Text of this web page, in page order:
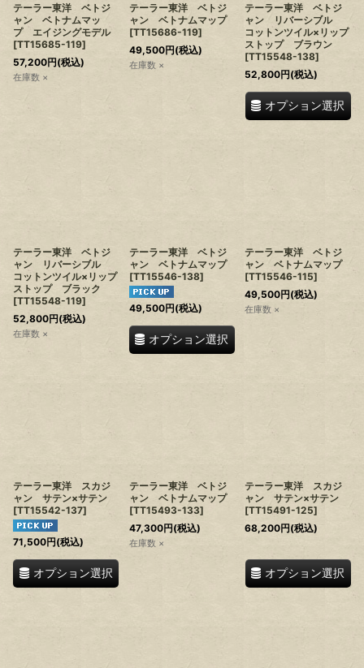
テーラー東洋 ベトジ
ャン ベトナムマッ
プ エイジングモデル
[TT15685-119]
57,200円(税込)
在庫数 ×
テーラー東洋 ベトジ
ャン ベトナムマップ
[TT15686-119]
49,500円(税込)
在庫数 ×
テーラー東洋 ベトジ
ャン リバーシブル
コットンツイル×リップ
ストップ ブラウン
[TT15548-138]
52,800円(税込)
オプション選択
テーラー東洋 ベトジ
ャン リバーシブル
コットンツイル×リップ
ストップ ブラック
[TT15548-119]
52,800円(税込)
在庫数 ×
テーラー東洋 ベトジ
ャン ベトナムマップ
[TT15546-138]
49,500円(税込)
オプション選択
テーラー東洋 ベトジ
ャン ベトナムマップ
[TT15546-115]
49,500円(税込)
在庫数 ×
テーラー東洋 スカジ
ャン サテン×サテン
[TT15542-137]
71,500円(税込)
オプション選択
テーラー東洋 ベトジ
ャン ベトナムマップ
[TT15493-133]
47,300円(税込)
在庫数 ×
テーラー東洋 スカジ
ャン サテン×サテン
[TT15491-125]
68,200円(税込)
オプション選択